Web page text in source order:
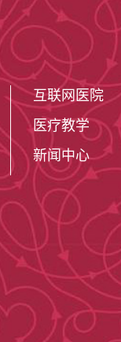
病；
包涵
病；
经元
累积
病、
谢异
性疾
肉病
互联网医院
医疗教学
新闻中心